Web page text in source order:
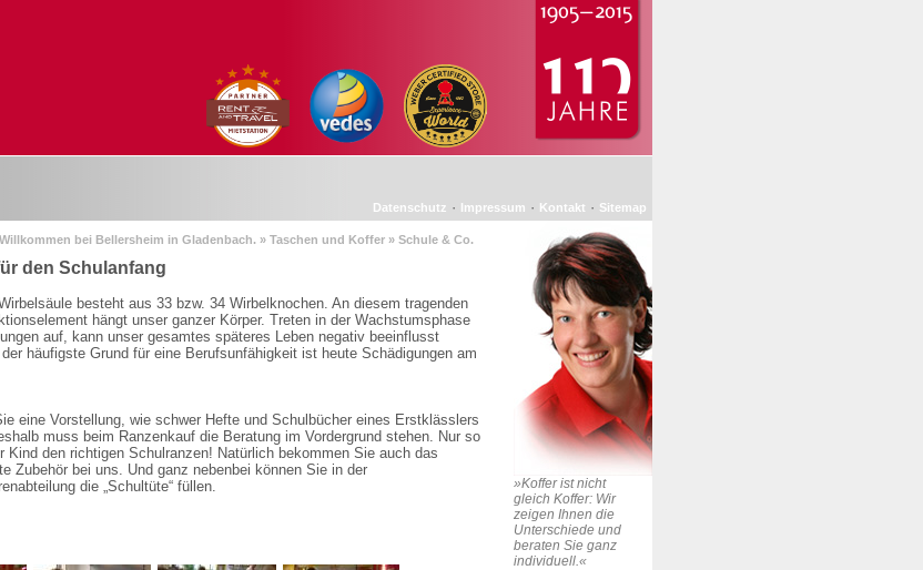
Datenschutz · Impressum · Kontakt · Sitemap
bei Bellersheim in Gladenbach. » Taschen und Koffer » Schule & Co.
den Schulanfang
besteht aus 33 bzw. 34 Wirbelknochen. An diesem tragenden
hängt unser ganzer Körper. Treten in der Wachstumsphase
auf, kann unser gesamtes späteres Leben negativ beeinflusst
häufigste Grund für eine Berufsunfähigkeit ist heute Schädigungen am
eine Vorstellung, wie schwer Hefte und Schulbücher eines Erstklässlers
muss beim Ranzenkauf die Beratung im Vordergrund stehen. Nur so
Kind den richtigen Schulranzen! Natürlich bekommen Sie auch das
Zubehör bei uns. Und ganz nebenbei können Sie in der
die „Schultüte“ füllen.
»Koffer ist nicht
gleich Koffer: Wir
zeigen Ihnen die
Unterschiede und
beraten Sie ganz
individuell.«